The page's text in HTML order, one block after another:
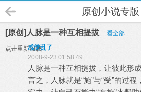
原创小说专版
[原创]人脉是一种互相提拔 看全部
点击重新加载
感觉乱了
2008-9-23 01:58:49
人脉是一种互相提拔，让彼此形
言之，人脉就是“施”与“受”的过